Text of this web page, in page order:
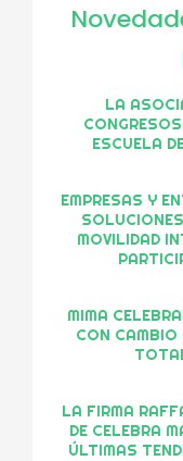
LA
ESCUELA
EMPRESAS Y
MOVILIDAD
MIMA
CON CAMBIO
LA FIRMA
DE CELEBRA
ÚLTIMAS